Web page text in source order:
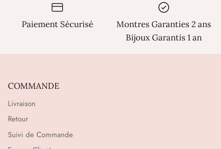
Paiement Sécurisé
Montres Garanties 2 ans
Bijoux Garantis 1 an
COMMANDE
Livraison
Retour
Suivi de Commande